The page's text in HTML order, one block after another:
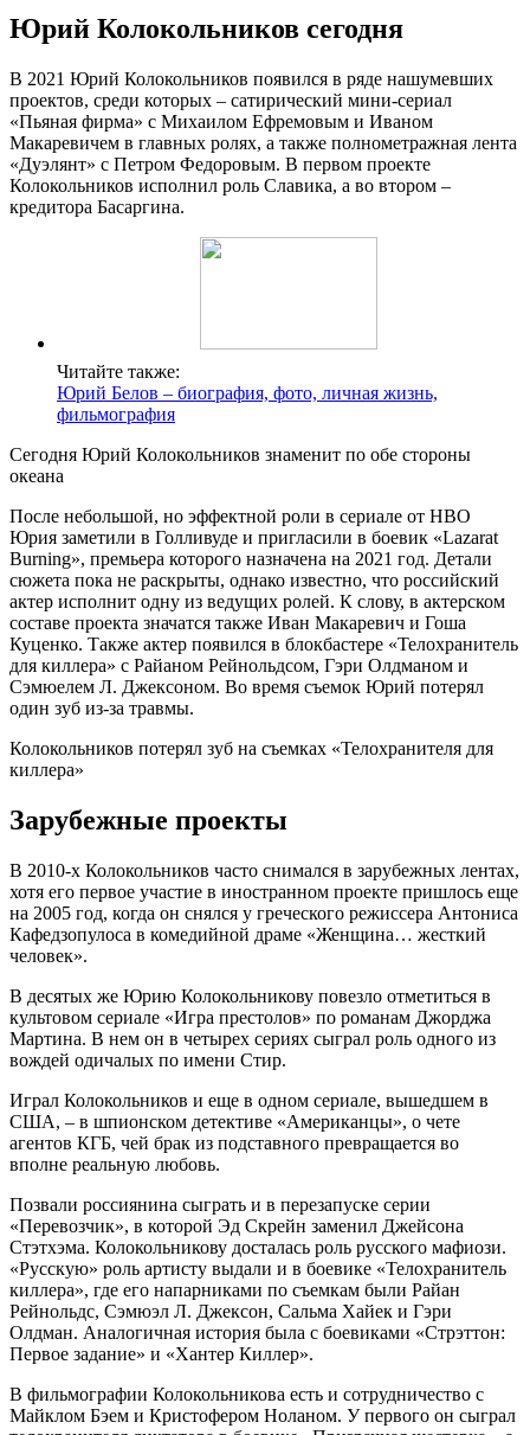
Юрий Колокольников сегодня
В 2021 Юрий Колокольников появился в ряде нашумевших
проектов, среди которых – сатирический мини-сериал
«Пьяная фирма» с Михаилом Ефремовым и Иваном
Макаревичем в главных ролях, а также полнометражная лента
«Дуэлянт» с Петром Федоровым. В первом проекте
Колокольников исполнил роль Славика, а во втором –
кредитора Басаргина.
Читайте также:
Юрий Белов – биография, фото, личная жизнь,
фильмография
Сегодня Юрий Колокольников знаменит по обе стороны
океана
После небольшой, но эффектной роли в сериале от HBO
Юрия заметили в Голливуде и пригласили в боевик «Lazarat
Burning», премьера которого назначена на 2021 год. Детали
сюжета пока не раскрыты, однако известно, что российский
актер исполнит одну из ведущих ролей. К слову, в актерском
составе проекта значатся также Иван Макаревич и Гоша
Куценко. Также актер появился в блокбастере «Телохранитель
для киллера» с Райаном Рейнольдсом, Гэри Олдманом и
Сэмюелем Л. Джексоном. Во время съемок Юрий потерял
один зуб из-за травмы.
Колокольников потерял зуб на съемках «Телохранителя для
киллера»
Зарубежные проекты
В 2010-х Колокольников часто снимался в зарубежных лентах,
хотя его первое участие в иностранном проекте пришлось еще
на 2005 год, когда он снялся у греческого режиссера Антониса
Кафедзопулоса в комедийной драме «Женщина… жесткий
человек».
В десятых же Юрию Колокольникову повезло отметиться в
культовом сериале «Игра престолов» по романам Джорджа
Мартина. В нем он в четырех сериях сыграл роль одного из
вождей одичалых по имени Стир.
Играл Колокольников и еще в одном сериале, вышедшем в
США, – в шпионском детективе «Американцы», о чете
агентов КГБ, чей брак из подставного превращается во
вполне реальную любовь.
Позвали россиянина сыграть и в перезапуске серии
«Перевозчик», в которой Эд Скрейн заменил Джейсона
Стэтхэма. Колокольникову досталась роль русского мафиози.
«Русскую» роль артисту выдали и в боевике «Телохранитель
киллера», где его напарниками по съемкам были Райан
Рейнольдс, Сэмюэл Л. Джексон, Сальма Хайек и Гэри
Олдман. Аналогичная история была с боевиками «Стрэттон:
Первое задание» и «Хантер Киллер».
В фильмографии Колокольникова есть и сотрудничество с
Майклом Бэем и Кристофером Ноланом. У первого он сыграл